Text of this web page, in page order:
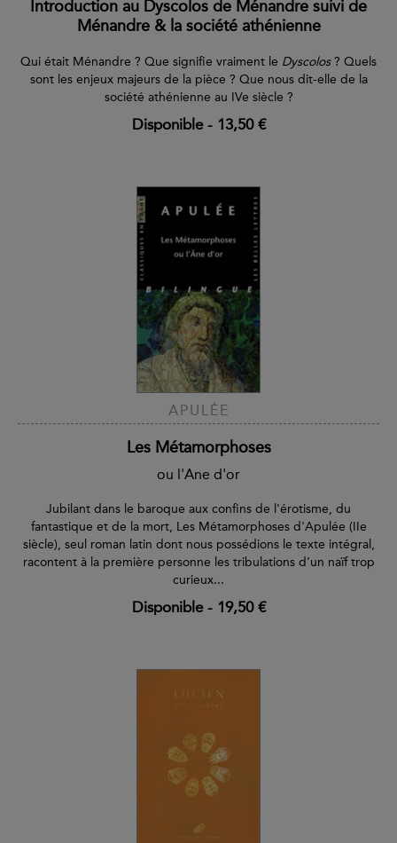
Introduction au Dyscolos de Ménandre suivi de
Ménandre & la société athénienne
Qui était Ménandre ? Que signifie vraiment le Dyscolos? Quels
sont les enjeux majeurs de la pièce ? Que nous dit-elle de la
société athénienne au IVe siècle ?
Disponible- 13,50 €
APULÉE
Les Métamorphoses
ou l'Ane d'or
Jubilant dans le baroque aux confins de l'érotisme, du
fantastique et de la mort, Les Métamorphoses d'Apulée (IIe
siècle), seul roman latin dont nous possédions le texte intégral,
racontent à la première personne les tribulations d’un naïf trop
curieux...
Disponible- 19,50 €